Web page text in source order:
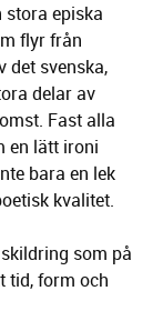
stora episka
flyr från
det svenska,
delar av
Fast alla
en lätt ironi
bara en lek
kvalitet.
som på
tid, form och